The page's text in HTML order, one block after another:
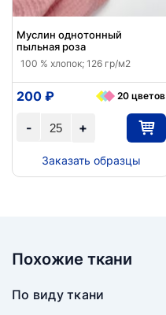
Муслин однотонный
пыльная роза
100 % хлопок; 126 гр/м2
+
-
200 ₽ 20 цветов
Заказать образцы
Похожие ткани
По виду ткани